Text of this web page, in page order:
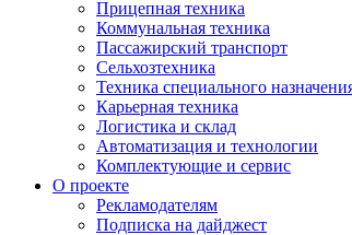
Прицепная техника
Коммунальная техника
Пассажирский транспорт
Сельхозтехника
Техника специального
Карьерная техника
Логистика и склад
Автоматизация и технологии
Комплектующие и сервис
О проекте
Рекламодателям
Подписка на дайджест